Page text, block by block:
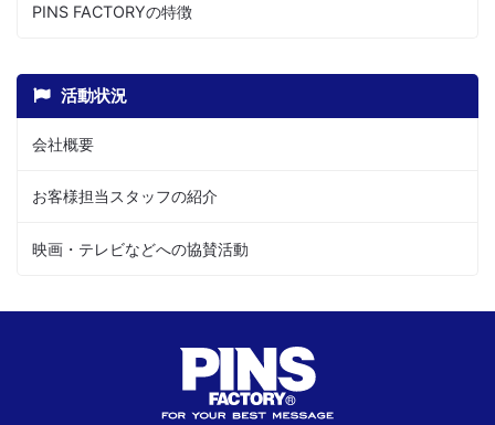
PINS FACTORYの特徴
活動状況
会社概要
お客様担当スタッフの紹介
映画・テレビなどへの協賛活動